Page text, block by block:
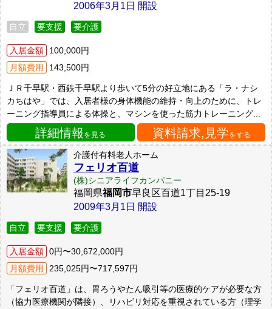
2006年3月1日 開設
自立 要支援 要介護
入居金額
100,000円
月額費用
143,500円
ＪＲ千早駅・西鉄千早駅より歩いて5分の好立地にある「ラ・ナシ
カちはや」では、入居者様の身体機能の維持・向上のために、トレ
ーニング指導員による体操と、マシンを使った筋力トレーニング...
詳細情報 を見る 資料請求,見学をする
介護付有料老人ホーム
フェリオ百道
(株)シニアライフカンパニー
福岡県福岡市早良区百道1丁目25-19
2009年3月1日 開設
自立 要支援 要介護
入居金額 0円〜30,672,000円
月額費用
235,025円〜717,597円
「フェリオ百道」は、胃ろうやたん吸引等の医療的ケアが必要な方
（協力医療機関が隣接）、リハビリ対応を重視されている方（理学